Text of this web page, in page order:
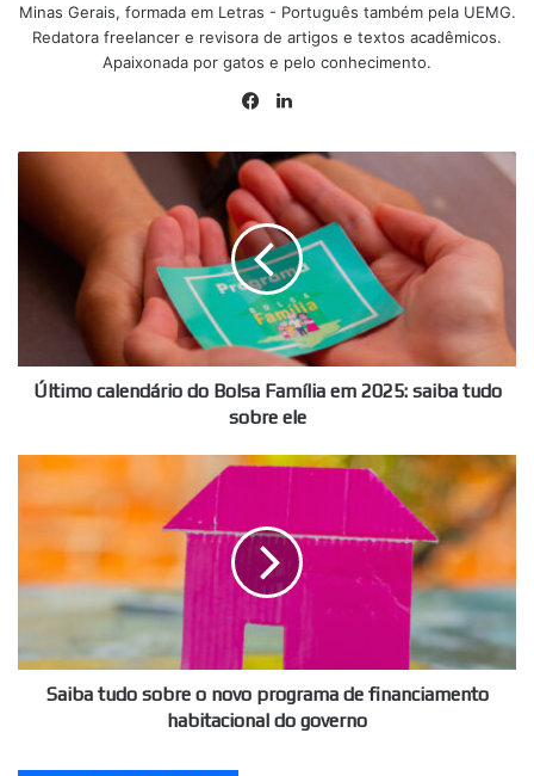
Minas Gerais, formada em Letras - Português também pela UEMG.
Redatora freelancer e revisora de artigos e textos acadêmicos.
Apaixonada por gatos e pelo conhecimento.
Facebook
Último
calendário
Bolsa
tudo
sobre
Último calendário do Bolsa Família em 2025: saiba tudo
sobre ele
Saiba
sobre
novo
programa
financiamento
habitacional
Saiba tudo sobre o novo programa de financiamento
habitacional do governo